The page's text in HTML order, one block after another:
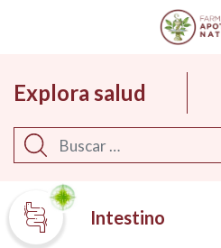
Main Navigation
Explora salud
Buscar
Intestino